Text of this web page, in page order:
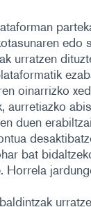
edo
urratzen
oinarrizko
aurretiazko
duen
bat
Horrela